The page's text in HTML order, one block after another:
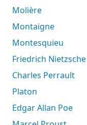
Molière
Montaigne
Montesquieu
Friedrich Nietzsche
Charles Perrault
Platon
Edgar Allan Poe